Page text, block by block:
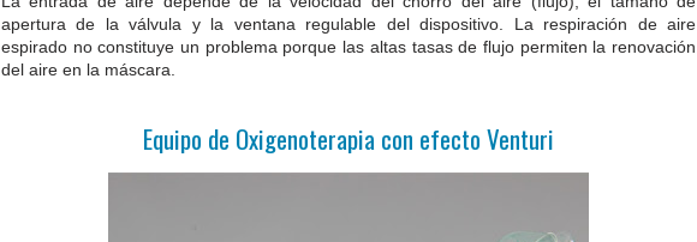
apertura de la válvula y la ventana regulable del dispositivo. La respiración de aire
espirado no constituye un problema porque las altas tasas de flujo permiten la renovación
del aire en la máscara.
Equipo de Oxigenoterapia con efecto Venturi